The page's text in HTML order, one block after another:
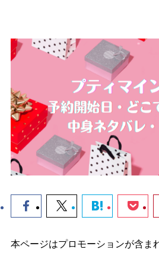
本ページはプロモーションが含ま